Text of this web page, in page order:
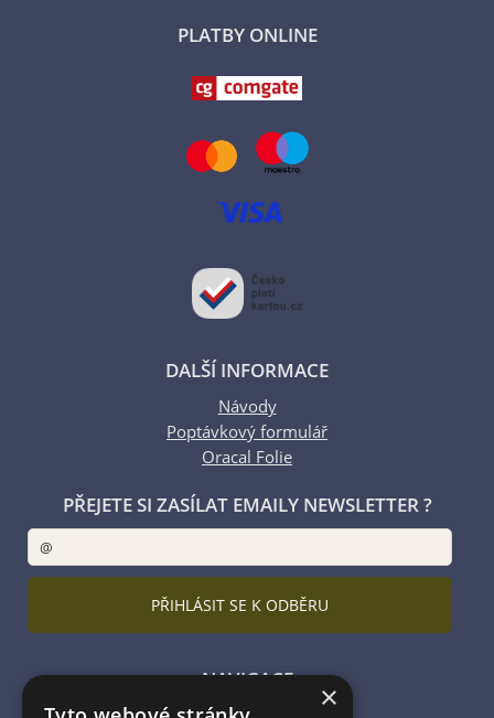
PLATBY ONLINE
DALŠÍ INFORMACE
Návody
Poptávkový formulář
Oracal Folie
PŘEJETE SI ZASÍLAT EMAILY NEWSLETTER ?
NAVIGACE
×